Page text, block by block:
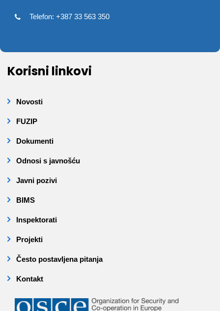
Telefon: +387 33 563 350
Korisni linkovi
Novosti
FUZIP
Dokumenti
Odnosi s javnošću
Javni pozivi
BIMS
Inspektorati
Projekti
Često postavljena pitanja
Kontakt